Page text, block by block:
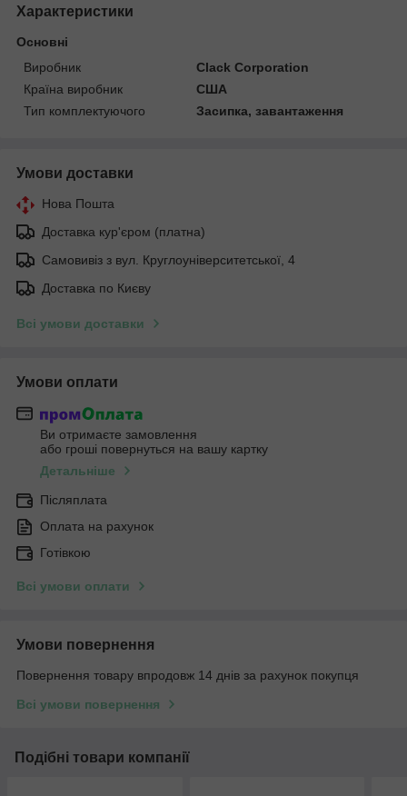
Характеристики
Основні
Виробник
Clack Corporation
Країна виробник
США
Тип комплектуючого
Засипка, завантаження
Умови доставки
Нова Пошта
Доставка кур'єром (платна)
Самовивіз з вул. Круглоуніверситетської, 4
Доставка по Києву
Всі умови доставки
Умови оплати
Ви отримаєте замовлення
або гроші повернуться на вашу картку
Детальніше
Післяплата
Оплата на рахунок
Готівкою
Всі умови оплати
Умови повернення
Повернення товару впродовж 14 днів за рахунок покупця
Всі умови повернення
Подібні товари компанії